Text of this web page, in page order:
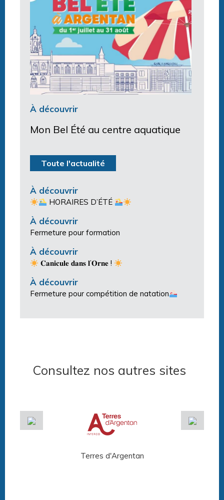
À découvrir
Mon Bel Été au centre aquatique
Toute l'actualité
À découvrir
HORAIRES D’ÉTÉ
À découvrir
Fermeture pour formation
À découvrir
𝐂𝐚𝐧𝐢𝐜𝐮𝐥𝐞 𝐝𝐚𝐧𝐬 𝐥’𝐎𝐫𝐧𝐞 !
À découvrir
Fermeture pour compétition de natation
Consultez nos autres sites
Terres d'Argentan